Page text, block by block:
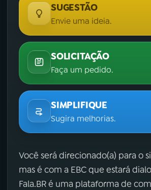
SUGESTÃO
Envie uma ideia.
SOLICITAÇÃO
Faça um pedido.
SIMPLIFIQUE
Sugira melhorias.
Você será direcionado(a) para o
mas é com a EBC que estará
Fala.BR é uma plataforma de